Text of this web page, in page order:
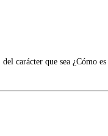
carácter que sea ¿Cómo